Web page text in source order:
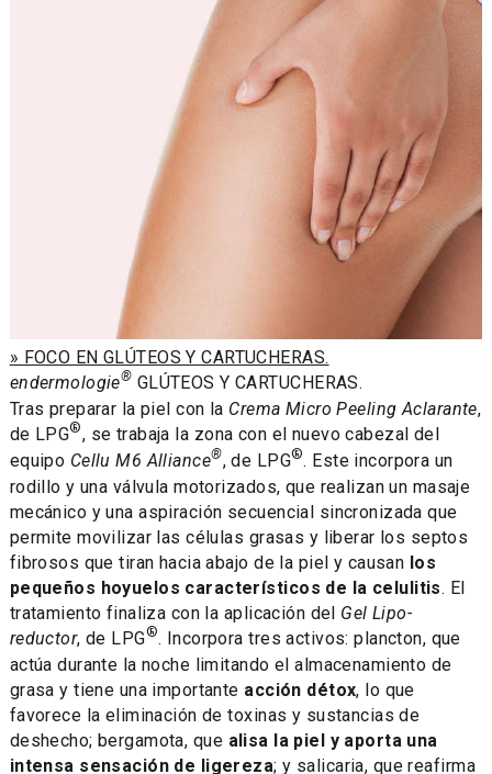
» FOCO EN GLÚTEOS Y CARTUCHERAS.
endermologie® GLÚTEOS Y CARTUCHERAS.
Tras preparar la piel con la Crema Micro Peeling Aclarante,
de LPG®, se trabaja la zona con el nuevo cabezal del
equipo Cellu M6 Alliance®, de LPG®. Este incorpora un
rodillo y una válvula motorizados, que realizan un masaje
mecánico y una aspiración secuencial sincronizada que
permite movilizar las células grasas y liberar los septos
fibrosos que tiran hacia abajo de la piel y causan los
pequeños hoyuelos característicos de la celulitis. El
tratamiento finaliza con la aplicación del Gel Lipo-
reductor, de LPG®. Incorpora tres activos: plancton, que
actúa durante la noche limitando el almacenamiento de
grasa y tiene una importante acción détox, lo que
favorece la eliminación de toxinas y sustancias de
deshecho; bergamota, que alisa la piel y aporta una
intensa sensación de ligereza; y salicaria, que reafirma